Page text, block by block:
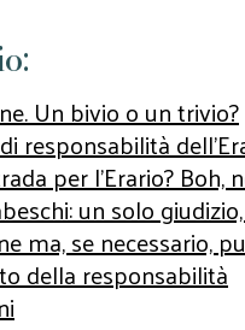
Un bivio o un trivio?
responsabilità
per l’Erario? Boh,
un solo
ma, se necessario,
della responsabilità